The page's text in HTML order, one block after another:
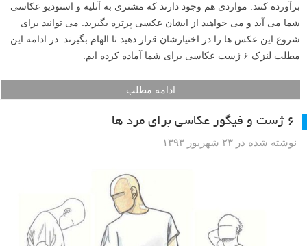
برآورده کنند. مواردی هم وجود دارند که مشتری به آتلیه و استودیو عکاسی
شما می آید و می خواهید از ایشان عکسی پرتره بگیرید. می توانید برای
شروع این عکس ها را در اختیارشان قرار دهید تا الهام بگیرند. در ادامه این
مطلب لنزک ۶ ژست عکاسی برای شما آماده کرده ایم.
ادامه مطلب
۶ ژست و فیگور عکاسی برای مرد ها
نوشته شده در ۲۳ شهریور ۱۳۹۳